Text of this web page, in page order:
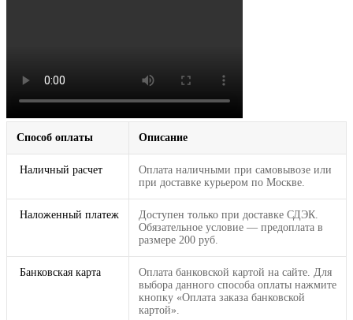
Способ оплаты Описание
Наличный расчет
Оплата наличными при самовывозе или
при доставке курьером по Москве.
Наложенный платеж
Доступен только при доставке СДЭК.
Обязательное условие — предоплата в
размере 200 руб.
Банковская карта
Оплата банковской картой на сайте. Для
выбора данного способа оплаты нажмите
кнопку «Оплата заказа банковской
картой».